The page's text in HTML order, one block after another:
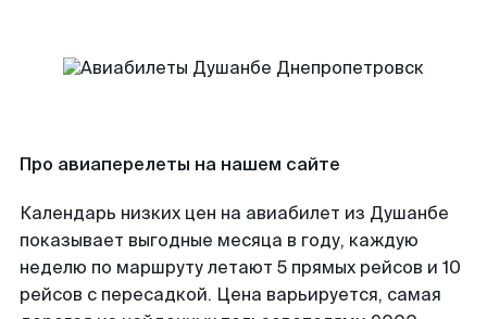
Про авиаперелеты на нашем сайте
Календарь низких цен на авиабилет из Душанбе
показывает выгодные месяца в году, каждую
неделю по маршруту летают 5 прямых рейсов и 10
рейсов с пересадкой. Цена варьируется, самая